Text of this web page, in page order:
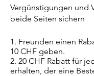
Vergünstigungen und
beide Seiten sichern
Freunden einen
10 CHF geben.
20 CHF Rabatt für
erhalten, der eine